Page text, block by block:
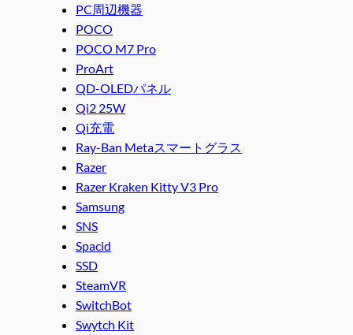
PC周辺機器
POCO
POCO M7 Pro
ProArt
QD-OLEDパネル
Qi2 25W
Qi充電
Ray-Ban Metaスマートグラス
Razer
Razer Kraken Kitty V3 Pro
Samsung
SNS
Spacid
SSD
SteamVR
SwitchBot
Swytch Kit